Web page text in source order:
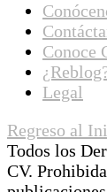
Conoce
Legal
Regreso al
Todos los
CV.